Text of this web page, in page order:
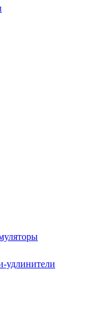
удлинители